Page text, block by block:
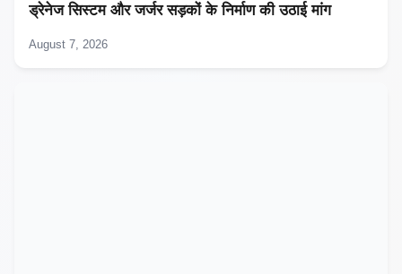
ड्रेनेज सिस्टम और जर्जर सड़कों के निर्माण की उठाई मांग
August 7, 2026